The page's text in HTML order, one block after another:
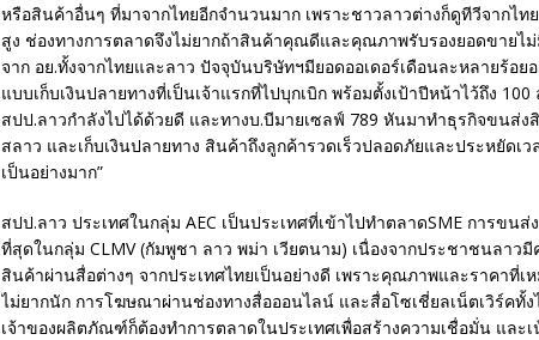
หรือสินค้าอื่นๆ ที่มาจากไทยอีกจำนวนมาก เพราะชาวลาวต่างก็ดูทีวีจากไท
สูง ช่องทางการตลาดจึงไม่ยากถ้าสินค้าคุณดีและคุณภาพรับรองยอดขายไ
จาก อย.ทั้งจากไทยและลาว ปัจจุบันบริษัทฯมียอดออเดอร์เดือนละหลายร้อย
แบบเก็บเงินปลายทางที่เป็นเจ้าแรกที่ไปบุกเบิก พร้อมตั้งเป้าปีหน้าไว้ถึง
สปป.ลาวกำลังไปได้ด้วยดี และทางบ.บีมายเซลฟ์ 789 หันมาทำธุรกิจขนส่ง
สลาว และเก็บเงินปลายทาง สินค้าถึงลูกค้ารวดเร็วปลอดภัยและประหยัดเ
เป็นอย่างมาก”
สปป.ลาว ประเทศในกลุ่ม AEC เป็นประเทศที่เข้าไปทำตลาดSME การขน
ที่สุดในกลุ่ม CLMV (กัมพูชา ลาว พม่า เวียตนาม) เนื่องจากประชาชนลา
สินค้าผ่านสื่อต่างๆ จากประเทศไทยเป็นอย่างดี เพราะคุณภาพและราคาที่เ
ไม่ยากนัก การโฆษณาผ่านช่องทางสื่อออนไลน์ และสื่อโซเชี่ยลเน็ตเวิร์คทั้
เจ้าของผลิตภัณฑ์ก็ต้องทำการตลาดในประเทศเพื่อสร้างความเชื่อมั่น และ